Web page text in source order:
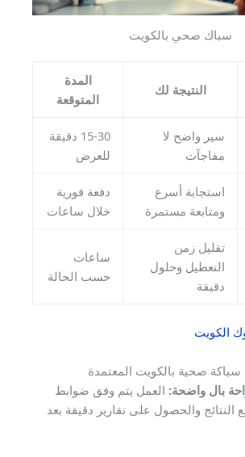
سباك صحي بالكويت
النتيجة لك
المدة
المتوقعة
سير واضح لا
مفاجآت
15-30 دقيقة
للعرض
استجابة أسرع
ومتابعة مستمرة
دفعة فورية
خلال ساعات
تقليل زمن
التعطيل وحلول
دقيقة
ساعات
حسب الحالة
الكويت
سباكة صحية بالكويت المعتمدة
بال واضحة: العمل يتم وفق ضوابط
والحصول على تقارير دقيقة بعد